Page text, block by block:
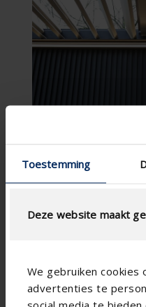
Toestemming
Deze website maakt
We gebruiken cookies
advertenties te